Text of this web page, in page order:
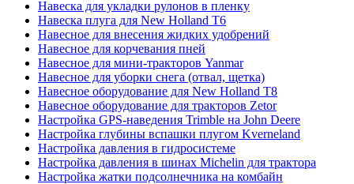
Навеска для укладки рулонов в пленку
Навеска плуга для New Holland T6
Навесное для внесения жидких удобрений
Навесное для корчевания пней
Навесное для мини-тракторов Yanmar
Навесное для уборки снега (отвал, щетка)
Навесное оборудование для New Holland T8
Навесное оборудование для тракторов Zetor
Настройка GPS-наведения Trimble на John Deere
Настройка глубины вспашки плугом Kverneland
Настройка давления в гидросистеме
Настройка давления в шинах Michelin для трактора
Настройка жатки подсолнечника на комбайн